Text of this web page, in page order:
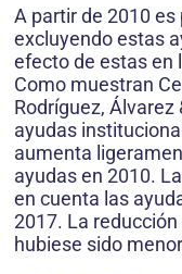
A partir de 2010 es
excluyendo estas
efecto de estas en
Como muestran
Rodríguez,
ayudas
aumenta
ayudas en 2010.
en cuenta las
2017. La
hubiese sido